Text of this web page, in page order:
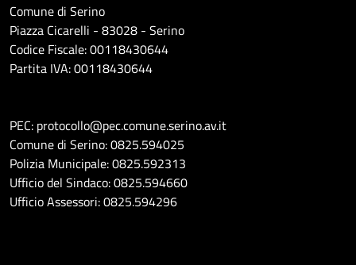
Comune di Serino
Piazza Cicarelli - 83028 - Serino
Codice Fiscale: 00118430644
Partita IVA: 00118430644
PEC: protocollo@pec.comune.serino.av.it
Comune di Serino: 0825.594025
Polizia Municipale: 0825.592313
Ufficio del Sindaco: 0825.594660
Ufficio Assessori: 0825.594296